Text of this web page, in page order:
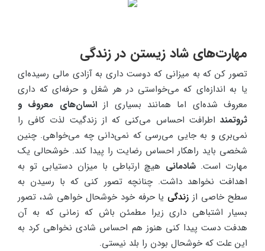
مهارت‌های شاد زیستن در زندگی
تصور کن که به میزانی که دوست داری به آزادی مالی رسیده‌ای
یا به اندازه‌ای که می‌خواستی در هر شغل و حرفه‌ای که داری
معروف شده‌ای اما همانند بسیاری ازانسان‌های معروف و
ثروتمند اطرافت احساس می‌کنی که از زندگیت لذت کافی را
نمی‌بری و به جایی می‌رسی که نمی‌دانی چه می‌خواهی. چنین
شخصی باید راهکار احساس رضایت را پیدا کند. خوشحالی یک
مهارت است.شادمانی هیچ ارتباطی با میزان دستیابی تو به
اهدافت نخواهد داشت. چنانچه تصور کنی که با رسیدن به
سطح خاصی از زندگی یا حرفه خود خوشحال خواهی شد، تصور
بسیار اشتباهی داری زیرا مطمئن باش که زمانی که به آن
هدفت دست پیدا کنی هنوز هم احساس شادی نخواهی کرد به
این علت که خوشحال بودن را بلد نیستی.